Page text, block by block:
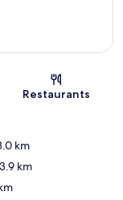
Restaurants
km
km